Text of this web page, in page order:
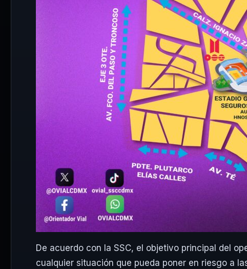
De acuerdo con la SSC, el objetivo principal del
cualquier situación que pueda poner en riesgo a